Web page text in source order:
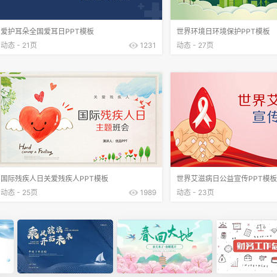
爱护耳朵全国爱耳日PPT模板
动态 - 21页
1231
世界环境日环境保护PPT模板
动态 - 27页
国际残疾人日关爱残疾人PPT模板
动态 - 25页
1989
世界艾滋病日公益宣传PPT模板
动态 - 23页